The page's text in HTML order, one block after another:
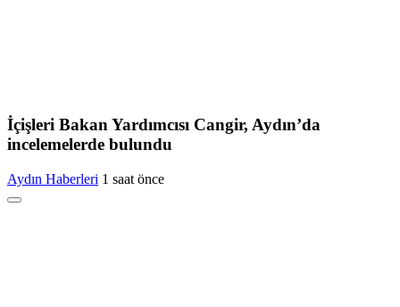
İçişleri Bakan Yardımcısı Cangir, Aydın’da
incelemelerde bulundu
Aydın Haberleri 1 saat önce